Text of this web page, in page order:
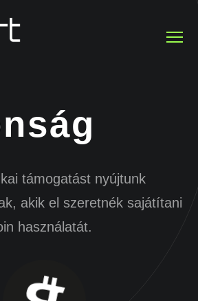
támogatást nyújtunk
akik el szeretnék sajátítani
használatát.